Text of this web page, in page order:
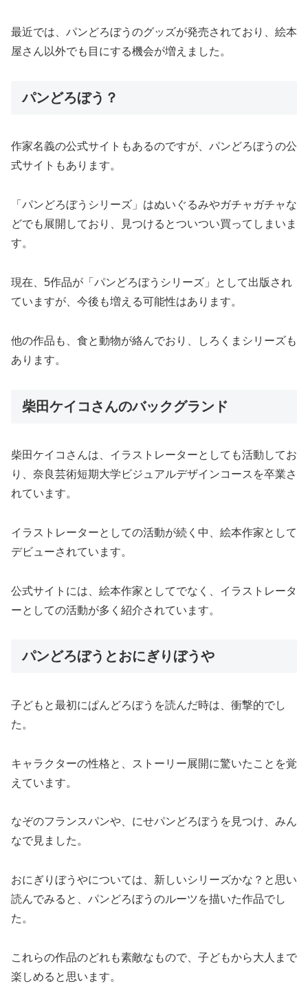
最近では、パンどろぼうのグッズが発売されており、絵本
屋さん以外でも目にする機会が増えました。
パンどろぼう？
作家名義の公式サイトもあるのですが、パンどろぼうの公
式サイトもあります。
「パンどろぼうシリーズ」はぬいぐるみやガチャガチャな
どでも展開しており、見つけるとついつい買ってしまいま
す。
現在、5作品が「パンどろぼうシリーズ」として出版され
ていますが、今後も増える可能性はあります。
他の作品も、食と動物が絡んでおり、しろくまシリーズも
あります。
柴田ケイコさんのバックグランド
柴田ケイコさんは、イラストレーターとしても活動してお
り、奈良芸術短期大学ビジュアルデザインコースを卒業さ
れています。
イラストレーターとしての活動が続く中、絵本作家として
デビューされています。
公式サイトには、絵本作家としてでなく、イラストレータ
ーとしての活動が多く紹介されています。
パンどろぼうとおにぎりぼうや
子どもと最初にぱんどろぼうを読んだ時は、衝撃的でし
た。
キャラクターの性格と、ストーリー展開に驚いたことを覚
えています。
なぞのフランスパンや、にせパンどろぼうを見つけ、みん
なで見ました。
おにぎりぼうやについては、新しいシリーズかな？と思い
読んでみると、パンどろぼうのルーツを描いた作品でし
た。
これらの作品のどれも素敵なもので、子どもから大人まで
楽しめると思います。